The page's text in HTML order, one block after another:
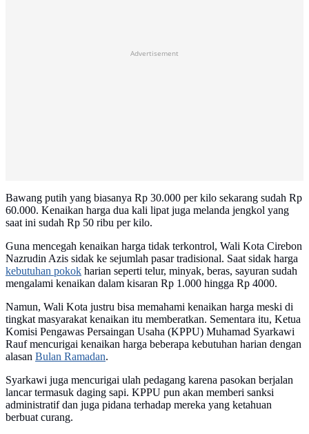
Advertisement
Bawang putih yang biasanya Rp 30.000 per kilo sekarang sudah Rp
60.000. Kenaikan harga dua kali lipat juga melanda jengkol yang
saat ini sudah Rp 50 ribu per kilo.
Guna mencegah kenaikan harga tidak terkontrol, Wali Kota Cirebon
Nazrudin Azis sidak ke sejumlah pasar tradisional. Saat sidak harga
kebutuhan pokok harian seperti telur, minyak, beras, sayuran sudah
mengalami kenaikan dalam kisaran Rp 1.000 hingga Rp 4000.
Namun, Wali Kota justru bisa memahami kenaikan harga meski di
tingkat masyarakat kenaikan itu memberatkan. Sementara itu, Ketua
Komisi Pengawas Persaingan Usaha (KPPU) Muhamad Syarkawi
Rauf mencurigai kenaikan harga beberapa kebutuhan harian dengan
alasan Bulan Ramadan.
Syarkawi juga mencurigai ulah pedagang karena pasokan berjalan
lancar termasuk daging sapi. KPPU pun akan memberi sanksi
administratif dan juga pidana terhadap mereka yang ketahuan
berbuat curang.